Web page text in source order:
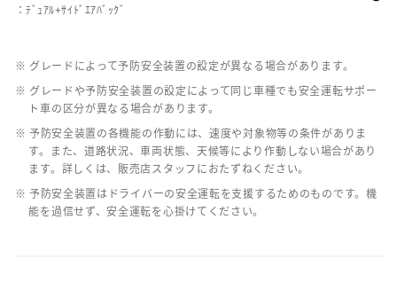
：ﾃﾞｭｱﾙ+ｻｲﾄﾞｴｱﾊﾞｯｸﾞ
※ グレードによって予防安全装置の設定が異なる場合があります。
※ グレードや予防安全装置の設定によって同じ車種でも安全運転サポー
ト車の区分が異なる場合があります。
※ 予防安全装置の各機能の作動には、速度や対象物等の条件がありま
す。また、道路状況、車両状態、天候等により作動しない場合があり
ます。詳しくは、販売店スタッフにおたずねください。
※ 予防安全装置はドライバーの安全運転を支援するためのものです。機
能を過信せず、安全運転を心掛けてください。